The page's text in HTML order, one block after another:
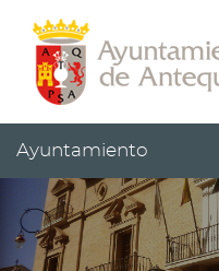
Cabecera
Pie
Menú
Ayuntamiento